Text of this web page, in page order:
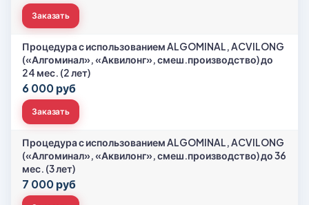
Заказать
Процедура с использованием ALGOMINAL, ACVILONG
(«Алгоминал», «Аквилонг», смеш.производство) до
24 мес. (2 лет)
6 000 руб
Заказать
Процедура с использованием ALGOMINAL, ACVILONG
(«Алгоминал», «Аквилонг», смеш.производство) до 36
мес. (3 лет)
7 000 руб